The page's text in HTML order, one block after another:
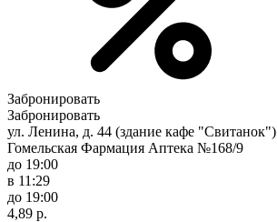
Забронировать
Забронировать
ул. Ленина, д. 44 (здание кафе "Свитанок")
Гомельская Фармация Аптека №168/9
до 19:00
в 11:29
до 19:00
4,89 р.